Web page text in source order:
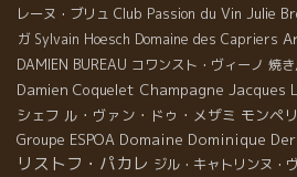
レーヌ・ブリュ Club Passion du Vin Julie
ガ Sylvain Hoesch Domaine des Capriers
DAMIEN BUREAU コワンスト・ヴィーノ 焼
Damien Coquelet Champagne Jacques
シェフ ル・ヴァン・ドゥ・メザミ モンペ
Groupe ESPOA Domaine Dominique
リストフ・パカレ ジル・キャトリンヌ・